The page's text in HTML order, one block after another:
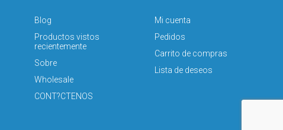
Blog
Productos vistos
recientemente
Sobre
Wholesale
CONT?CTENOS
Mi cuenta
Pedidos
Carrito de compras
Lista de deseos